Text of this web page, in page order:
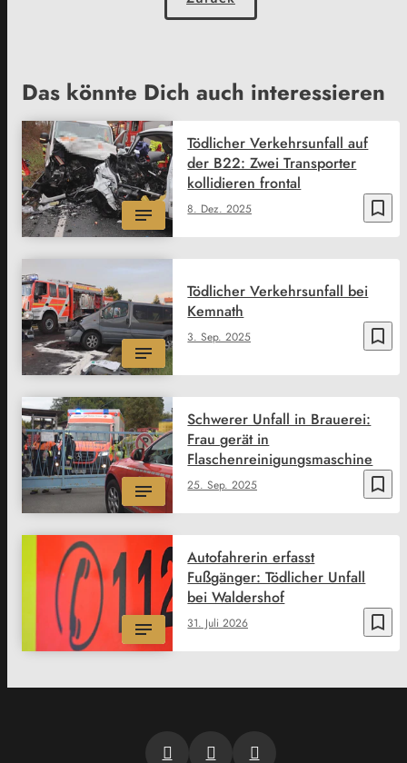
Das könnte Dich auch interessieren
bookmark_border
8. Dez. 2025
Tödlicher Verkehrsunfall auf
der B22: Zwei Transporter
kollidieren frontal
bookmark_border
3. Sep. 2025
Tödlicher Verkehrsunfall bei
Kemnath
bookmark_border
25. Sep. 2025
Schwerer Unfall in Brauerei:
Frau gerät in
Flaschenreinigungsmaschine
bookmark_border
31. Juli 2026
Autofahrerin erfasst
Fußgänger: Tödlicher Unfall
bei Waldershof